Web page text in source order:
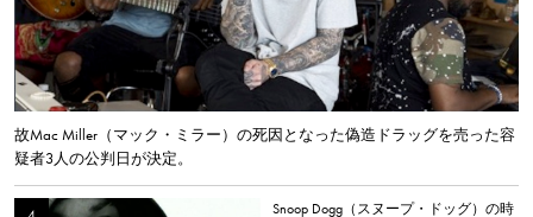
故Mac Miller（マック・ミラー）の死因となった偽造ドラッグを売った容
疑者3人の公判日が決定。
Snoop Dogg（スヌープ・ドッグ）の時